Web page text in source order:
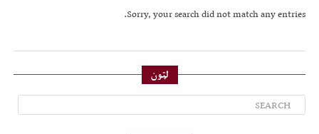
Sorry, your search did not match any entries.
لټون